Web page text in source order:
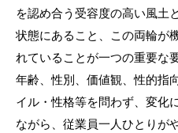
を認め合う受容度の高い風土
状態にあること、この両輪が
れていることが一つの重要な
年齢、性別、価値観、性的指
イル・性格等を問わず、変化
ながら、従業員一人ひとりが